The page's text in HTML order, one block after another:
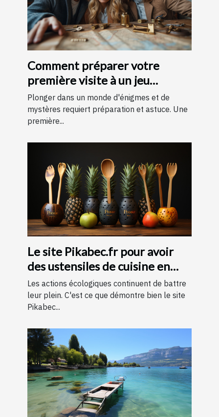
Comment préparer votre
première visite à un jeu
d'évasion : conseils et astuces
pour une expérience
mémorable
Plonger dans un monde d'énigmes et de
mystères requiert préparation et astuce. Une
première...
Le site Pikabec.fr pour avoir
des ustensiles de cuisine en
bois
Les actions écologiques continuent de battre
leur plein. C'est ce que démontre bien le site
Pikabec...